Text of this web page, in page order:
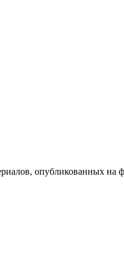
опубликованных